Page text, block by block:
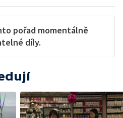
pořad momentálně
díly.